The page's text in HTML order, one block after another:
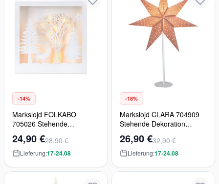
-14%
Markslojd FOLKABO
705026 Stehende
Dekoration 20x0.06W/LED
2700K
24,90 €28,90 €
Lieferung:17-24.08
-18%
Markslojd CLARA 704909
Stehende Dekoration
1x25W/E14 2700K
26,90 €32,90 €
Lieferung:17-24.08